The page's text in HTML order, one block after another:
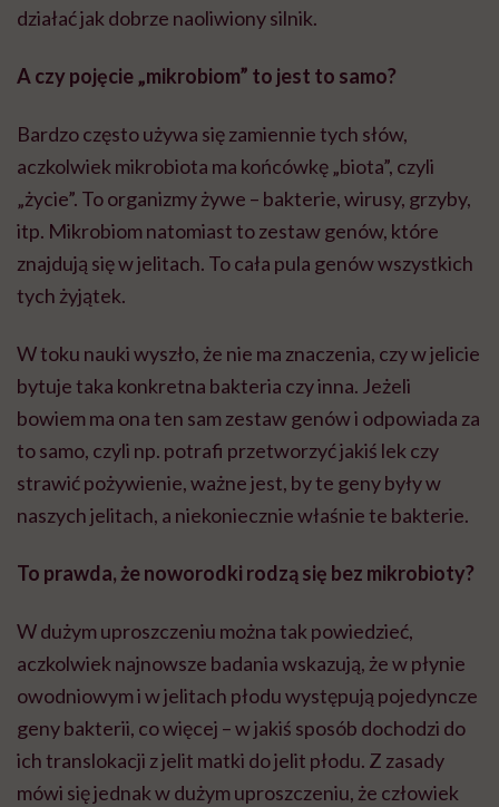
działać jak dobrze naoliwiony silnik.
A czy pojęcie „mikrobiom” to jest to samo?
Bardzo często używa się zamiennie tych słów,
aczkolwiek mikrobiota ma końcówkę „biota”, czyli
„życie”. To organizmy żywe – bakterie, wirusy, grzyby,
itp. Mikrobiom natomiast to zestaw genów, które
znajdują się w jelitach. To cała pula genów wszystkich
tych żyjątek.
W toku nauki wyszło, że nie ma znaczenia, czy w jelicie
bytuje taka konkretna bakteria czy inna. Jeżeli
bowiem ma ona ten sam zestaw genów i odpowiada za
to samo, czyli np. potrafi przetworzyć jakiś lek czy
strawić pożywienie, ważne jest, by te geny były w
naszych jelitach, a niekoniecznie właśnie te bakterie.
To prawda, że noworodki rodzą się bez mikrobioty?
W dużym uproszczeniu można tak powiedzieć,
aczkolwiek najnowsze badania wskazują, że w płynie
owodniowym i w jelitach płodu występują pojedyncze
geny bakterii, co więcej – w jakiś sposób dochodzi do
ich translokacji z jelit matki do jelit płodu. Z zasady
mówi się jednak w dużym uproszczeniu, że człowiek